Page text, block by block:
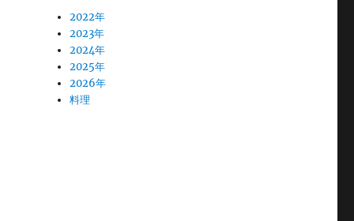
2022年
2023年
2024年
2025年
2026年
料理